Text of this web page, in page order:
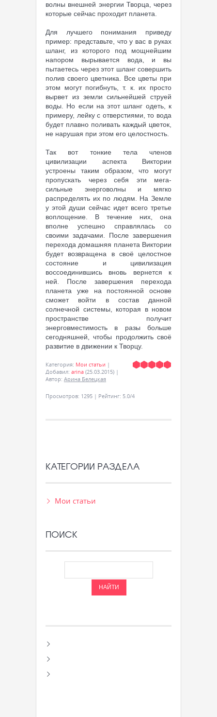
волны внешней энергии Творца, через
которые сейчас проходит планета.
Для лучшего понимания приведу
пример: представьте, что у вас в руках
шланг, из которого под мощнейшим
напором вырывается вода, и вы
пытаетесь через этот шланг совершить
полив своего цветника. Все цветы при
этом могут погибнуть, т. к. их просто
вырвет из земли сильнейшей струей
воды. Но если на этот шланг одеть, к
примеру, лейку с отверстиями, то вода
будет плавно поливать каждый цветок,
не нарушая при этом его целостность.
Так вот тонкие тела членов
цивилизации аспекта Виктории
устроены таким образом, что могут
пропускать через себя эти мега-
сильные энерговолны и мягко
распределять их по людям. На Земле
у этой души сейчас идет всего третье
воплощение. В течение них, она
вполне успешно справлялась со
своими задачами. После завершения
перехода домашняя планета Виктории
будет возвращена в своё целостное
состояние и цивилизация
воссоединившись вновь вернется к
ней. После завершения перехода
планета уже на постоянной основе
сможет войти в состав данной
солнечной системы, которая в новом
пространстве получит
энерговместимость в разы больше
сегодняшней, чтобы продолжить своё
развитие в движении к Творцу.
Категория: Мои статьи |
Добавил: arina (25.03.2015) |
Автор: Арина Белецкая
Просмотров: 1295 | Рейтинг: 5.0/4
КАТЕГОРИИ РАЗДЕЛА
Мои статьи
ПОИСК